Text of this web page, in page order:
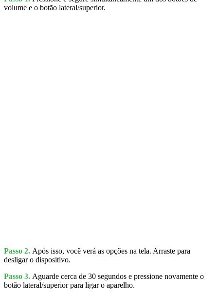
volume e o botão lateral/superior.
Passo 2. Após isso, você verá as opções na tela. Arraste para
desligar o dispositivo.
Passo 3. Aguarde cerca de 30 segundos e pressione novamente o
botão lateral/superior para ligar o aparelho.